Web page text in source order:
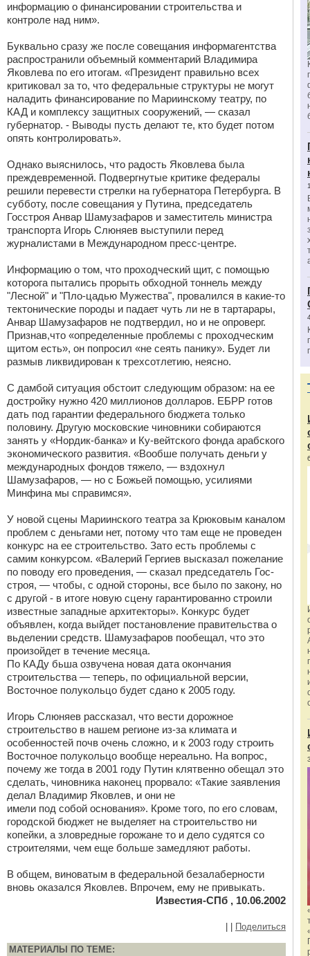
информацию о финансировании строительства и
контроле над ним».
Буквально сразу же после совещания информагентства
распространили объемный комментарий Владимира
Яковлева по его итогам. «Президент правильно всех
критиковал за то, что федеральные структуры не могут
наладить финансирование по Мариинскому театру, по
КАД и комплексу защитных сооружений, — сказал
губернатор. - Выводы пусть делают те, кто будет потом
опять контролировать».
Однако выяснилось, что радость Яковлева была
преждевременной. Подвергнутые критике федералы
решили перевести стрелки на губернатора Петербурга. В
субботу, после совещания у Путина, председатель
Госстроя Анвар Шамузафаров и заместитель министра
транспорта Игорь Слюняев выступили перед
журналистами в Международном пресс-центре.
Информацию о том, что проходческий щит, с помощью
которога пытались прорыть обходной тоннель между
"Лесной" и "Пло-цадью Мужества", провалился в какие-то
тектонические породы и падает чуть ли не в тартарары,
Анвар Шамузафаров не подтвердил, но и не опроверг.
Признав,что «определенные проблемы с проходческим
щитом есть», он попросил «не сеять панику». Будет ли
размыв ликвидирован к трехсотлетию, неясно.
С дамбой ситуация обстоит следующим образом: на ее
достройку нужно 420 миллионов долларов. ЕБРР готов
дать под гарантии федерального бюджета только
половину. Другую московские чиновники собираются
занять у «Нордик-банка» и Ку-вейтского фонда арабского
экономического развития. «Вообше получать деньги у
международных фондов тяжело, — вздохнул
Шамузафаров, — но с Божьей помощью, усилиями
Минфина мы справимся».
У новой сцены Мариинского театра за Крюковым каналом
проблем с деньгами нет, потому что там еще не проведен
конкурс на ее строительство. Зато есть проблемы с
самим конкурсом. «Валерий Гергиев высказал пожелание
по поводу его проведения, — сказал председатель Гос-
строя, — чтобы, с одной стороны, все было по закону, но
с другой - в итоге новую сцену гарантированно строили
известные западные архитекторы». Конкурс будет
объявлен, когда выйдет постановление правительствa о
вьделении средств. Шамузафаров пообещал, что это
произойдет в течение месяца.
По КАДу бьша озвучена новая дата окончания
строительства — теперь, по официальной версии,
Восточное полукольцо будет сдано к 2005 году.
Игорь Слюняев рассказал, что вести дорожное
строительство в нашем регионе из-за климата и
особенностей почв очень сложно, и к 2003 году строить
Восточное полукольцо вообще нереально. На вопрос,
почему же тогда в 2001 году Путин клятвенно обещал это
сделать, чиновника наконец прорвало: «Такие заявления
делал Владимир Яковлев, и они не
имели под собой основания». Кроме того, по его словам,
городской бюджет не выделяет на строительство ни
копейки, а зловредные горожане то и дело судятся со
строителями, чем еще больше замедляют работы.
В общем, виноватым в федеральной безалаберности
вновь оказался Яковлев. Впрочем, ему не привыкать.
Известия-СПб , 10.06.2002
Поделиться
МАТЕРИАЛЫ ПО ТЕМЕ: